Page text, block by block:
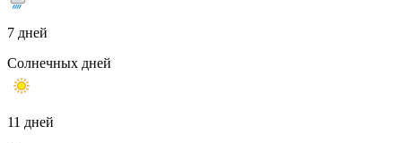
7 дней
Солнечных дней
11 дней